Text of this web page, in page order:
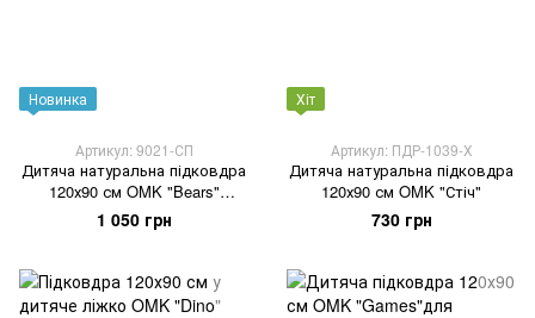
Новинка
Артикул: 9021-СП
Дитяча натуральна підковдра
120х90 см OMK "Bears"
бежевий
1 050 грн
Хіт
Артикул: ПДР-1039-Х
Дитяча натуральна підковдра
120х90 см OMK "Стіч"
730 грн